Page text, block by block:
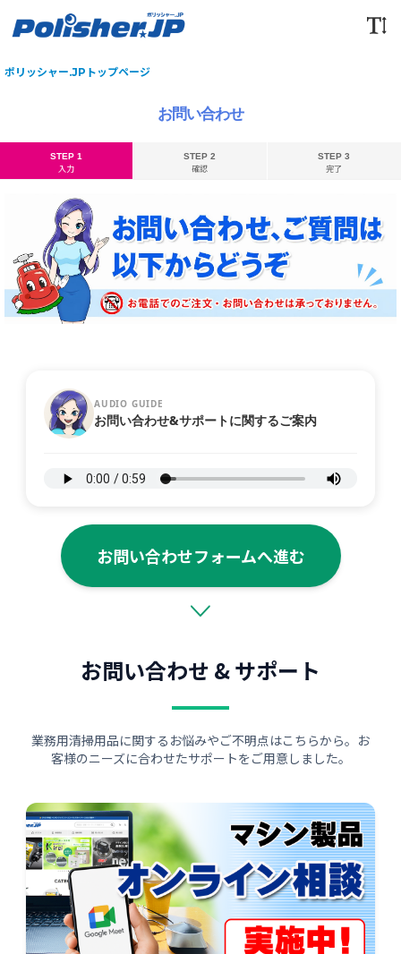
ポリッシャー.JPトップページ
お問い合わせ
STEP 1
入力
STEP 2
確認
STEP 3
完了
AUDIO GUIDE
お問い合わせ&サポートに関するご案内
お問い合わせフォームへ進む
お問い合わせ & サポート
業務用清掃用品に関するお悩みやご不明点はこちらから。お
客様のニーズに合わせたサポートをご用意しました。